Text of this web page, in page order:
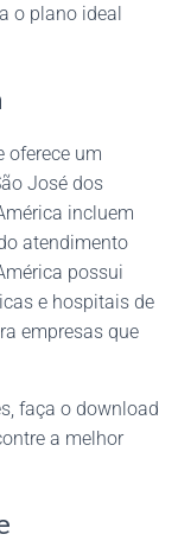
o plano ideal
oferece um
José dos
incluem
atendimento
possui
e hospitais de
empresas que
faça o download
a melhor